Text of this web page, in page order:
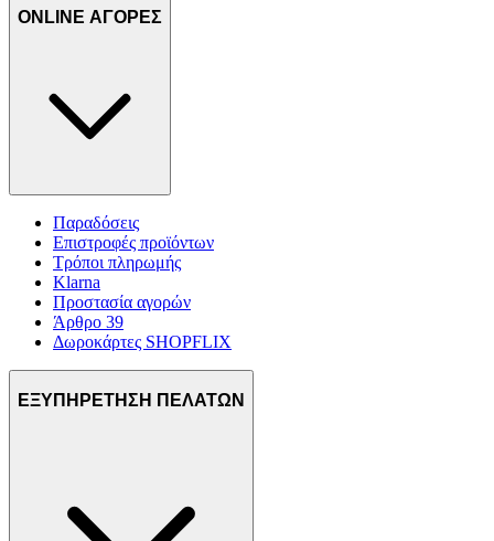
ONLINE ΑΓΟΡΕΣ
Παραδόσεις
Επιστροφές προϊόντων
Τρόποι πληρωμής
Klarna
Προστασία αγορών
Άρθρο 39
Δωροκάρτες SHOPFLIX
ΕΞΥΠΗΡΕΤΗΣΗ ΠΕΛΑΤΩΝ